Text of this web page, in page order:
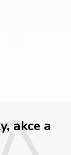
akce a